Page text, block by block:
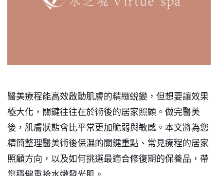
醫美療程能高效啟動肌膚的精緻蛻變，但想要讓效果
極大化，關鍵往往在於術後的居家照顧。做完醫美
後，肌膚狀態會比平常更加脆弱與敏感。本文將為您
精簡整理醫美術後保濕的關鍵重點、常見療程的居家
照顧方向，以及如何挑選最適合修復期的保養品，帶